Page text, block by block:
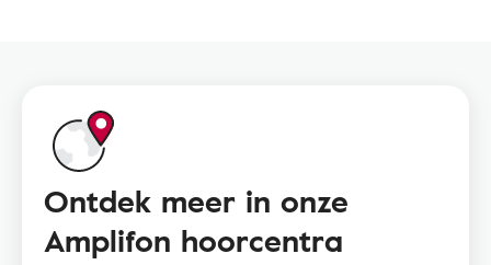
Ontdek meer in onze
Amplifon hoorcentra